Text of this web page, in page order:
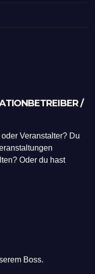
/
Veranstalter? Du
Oder du hast
Boss.